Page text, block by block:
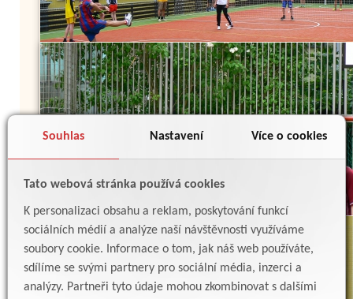
Souhlas Nastavení Více o cookies
Tato webová stránka používá cookies
K personalizaci obsahu a reklam, poskytování funkcí
sociálních médií a analýze naší návštěvnosti využíváme
soubory cookie. Informace o tom, jak náš web používáte,
sdílíme se svými partnery pro sociální média, inzerci a
analýzy. Partneři tyto údaje mohou zkombinovat s dalšími